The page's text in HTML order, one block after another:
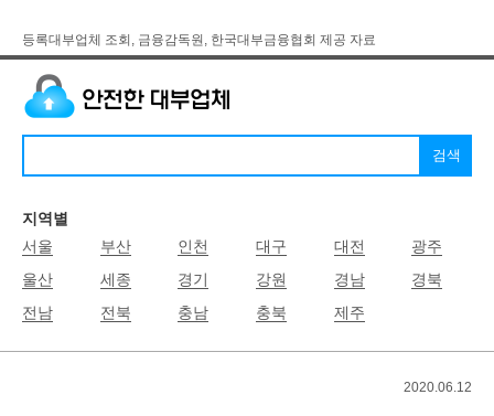
등록대부업체 조회, 금융감독원, 한국대부금융협회 제공 자료
지역별
서울
부산 인천 대구 대전
광주
울산
세종 경기 강원 경남
경북
전남
전북 충남 충북 제주
2020.06.12